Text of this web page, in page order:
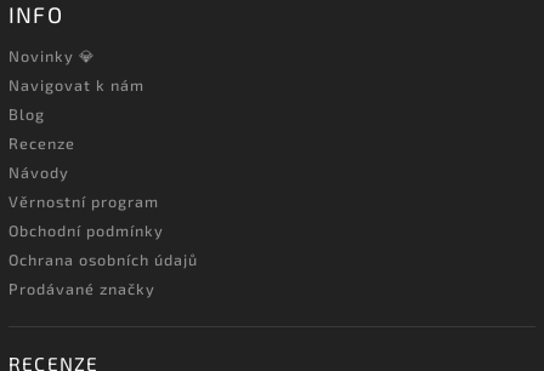
INFO
Novinky 💎
Navigovat k nám
Blog
Recenze
Návody
Věrnostní program
Obchodní podmínky
Ochrana osobních údajů
Prodávané značky
RECENZE